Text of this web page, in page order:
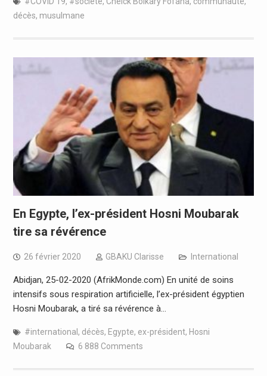
décès, musulmane
En Egypte, l’ex-président Hosni Moubarak
tire sa révérence
26 février 2020 GBAKU Clarisse International
Abidjan, 25-02-2020 (AfrikMonde.com) En unité de soins
intensifs sous respiration artificielle, l’ex-président égyptien
Hosni Moubarak, a tiré sa révérence à…
#international , décès, Egypte, ex-président, Hosni
Moubarak
6 888 Comments